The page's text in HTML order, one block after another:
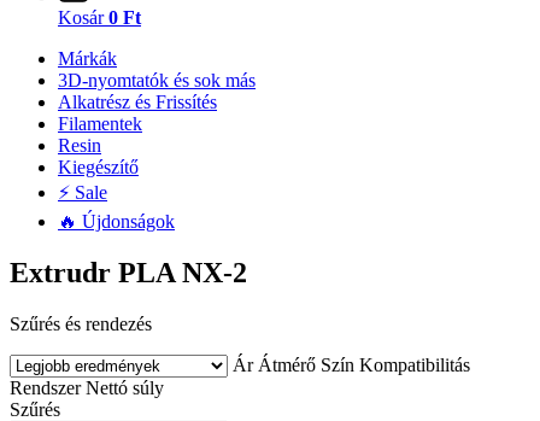
Kosár 0 Ft
Márkák
3D-nyomtatók és sok más
Alkatrész és Frissítés
Filamentek
Resin
Kiegészítő
⚡ Sale
🔥 Újdonságok
Extrudr PLA NX-2
Szűrés és rendezés
Ár Átmérő Szín Kompatibilitás
Rendszer Nettó súly
Szűrés